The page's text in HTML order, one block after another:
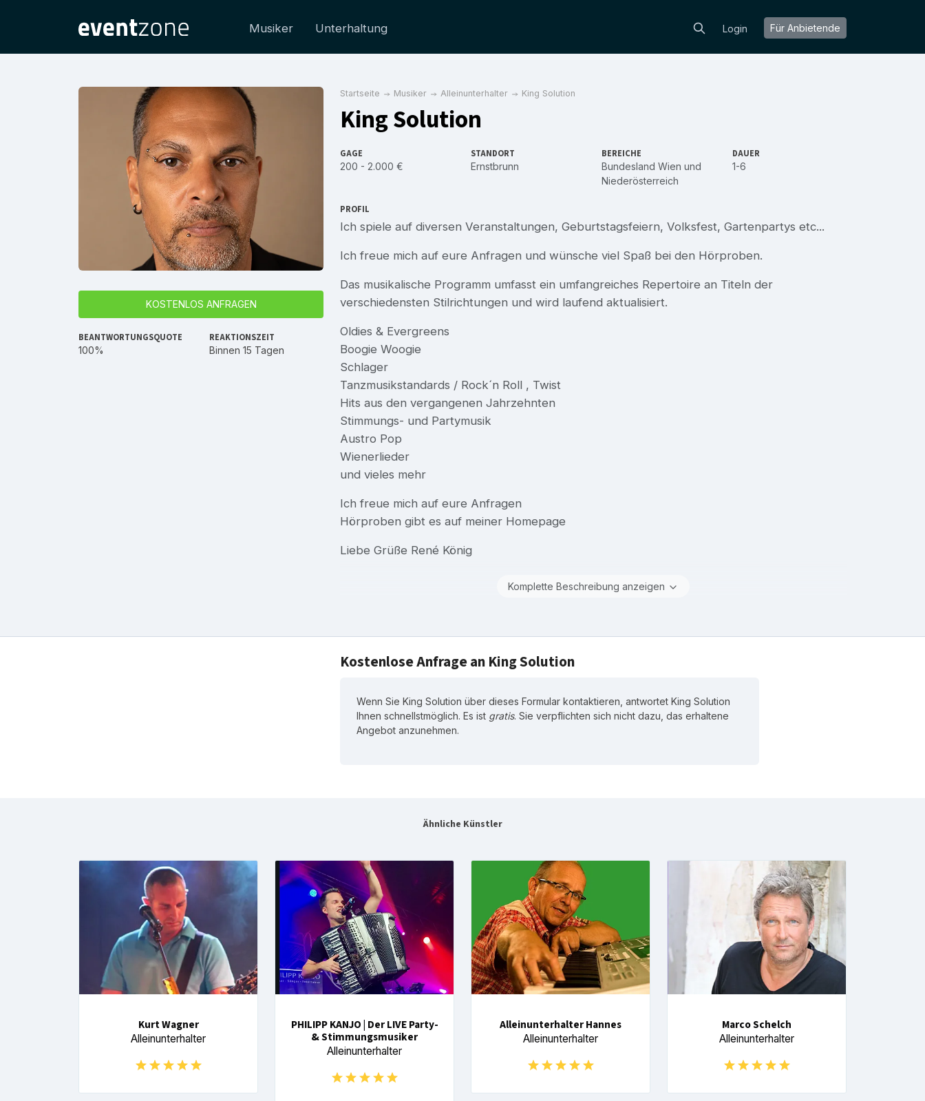
Musiker Unterhaltung Login Für Anbietende
KOSTENLOS ANFRAGEN
BEANTWORTUNGSQUOTE
100%
REAKTIONSZEIT
Binnen 15 Tagen
Startseite Musiker Alleinunterhalter King Solution
King Solution
GAGE
200 - 2.000 €
STANDORT
Ernstbrunn
BEREICHE
Bundesland Wien und
Niederösterreich
DAUER
1-6
PROFIL
Ich spiele auf diversen Veranstaltungen, Geburtstagsfeiern, Volksfest, Gartenpartys etc...
Ich freue mich auf eure Anfragen und wünsche viel Spaß bei den Hörproben.
Das musikalische Programm umfasst ein umfangreiches Repertoire an Titeln der
verschiedensten Stilrichtungen und wird laufend aktualisiert.
Oldies & Evergreens
Boogie Woogie
Schlager
Tanzmusikstandards / Rock´n Roll , Twist
Hits aus den vergangenen Jahrzehnten
Stimmungs- und Partymusik
Austro Pop
Wienerlieder
und vieles mehr
Ich freue mich auf eure Anfragen
Hörproben gibt es auf meiner Homepage
Liebe Grüße René König
Komplette Beschreibung anzeigen
Kostenlose Anfrage an King Solution
Wenn Sie King Solution über dieses Formular kontaktieren, antwortet King Solution
Ihnen schnellstmöglich. Es ist gratis. Sie verpflichten sich nicht dazu, das erhaltene
Angebot anzunehmen.
Ähnliche Künstler
Kurt Wagner
Alleinunterhalter
PHILIPP KANJO | Der LIVE Party-
& Stimmungsmusiker
Alleinunterhalter
Alleinunterhalter Hannes
Alleinunterhalter
Marco Schelch
Alleinunterhalter